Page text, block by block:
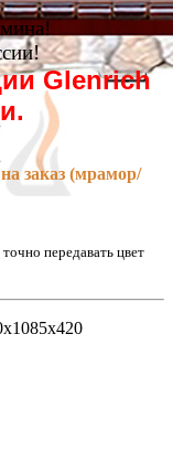
Glenrich
заказ (мрамор/
передавать цвет